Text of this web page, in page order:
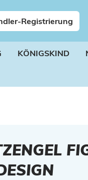
Registrierung
KÖNIGSKIND